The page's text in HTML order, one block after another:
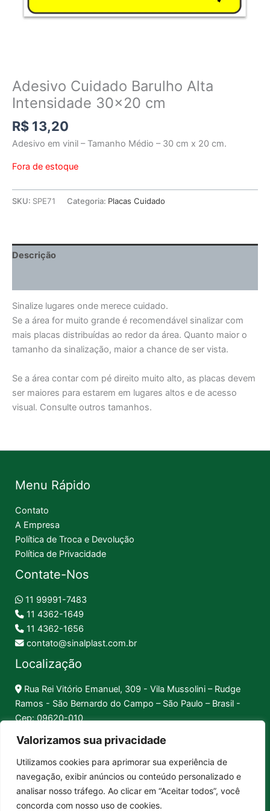
Valorizamos sua privacidade
Utilizamos cookies para aprimorar sua experiência de
navegação, exibir anúncios ou conteúdo personalizado e
analisar nosso tráfego. Ao clicar em “Aceitar todos”, você
concorda com nosso uso de cookies.
Adesivo Cuidado Barulho Alta
Intensidade 30×20 cm
R$ 13,20
Adesivo em vinil – Tamanho Médio – 30 cm x 20 cm.
Fora de estoque
SKU: SPE71 Categoria: Placas Cuidado
Descrição
Sinalize lugares onde merece cuidado.
Se a área for muito grande é recomendável sinalizar com
mais placas distribuídas ao redor da área. Quanto maior o
tamanho da sinalização, maior a chance de ser vista.
Se a área contar com pé direito muito alto, as placas devem
ser maiores para estarem em lugares altos e de acesso
visual. Consulte outros tamanhos.
Menu Rápido
Contato
A Empresa
Política de Troca e Devolução
Política de Privacidade
Contate-Nos
11 99991-7483
11 4362-1649
11 4362-1656
contato@sinalplast.com.br
Localização
Rua Rei Vitório Emanuel, 309 - Vila Mussolini – Rudge
Ramos - São Bernardo do Campo – São Paulo – Brasil -
Cep: 09620-010
Pix │ Boleto │ Cartão